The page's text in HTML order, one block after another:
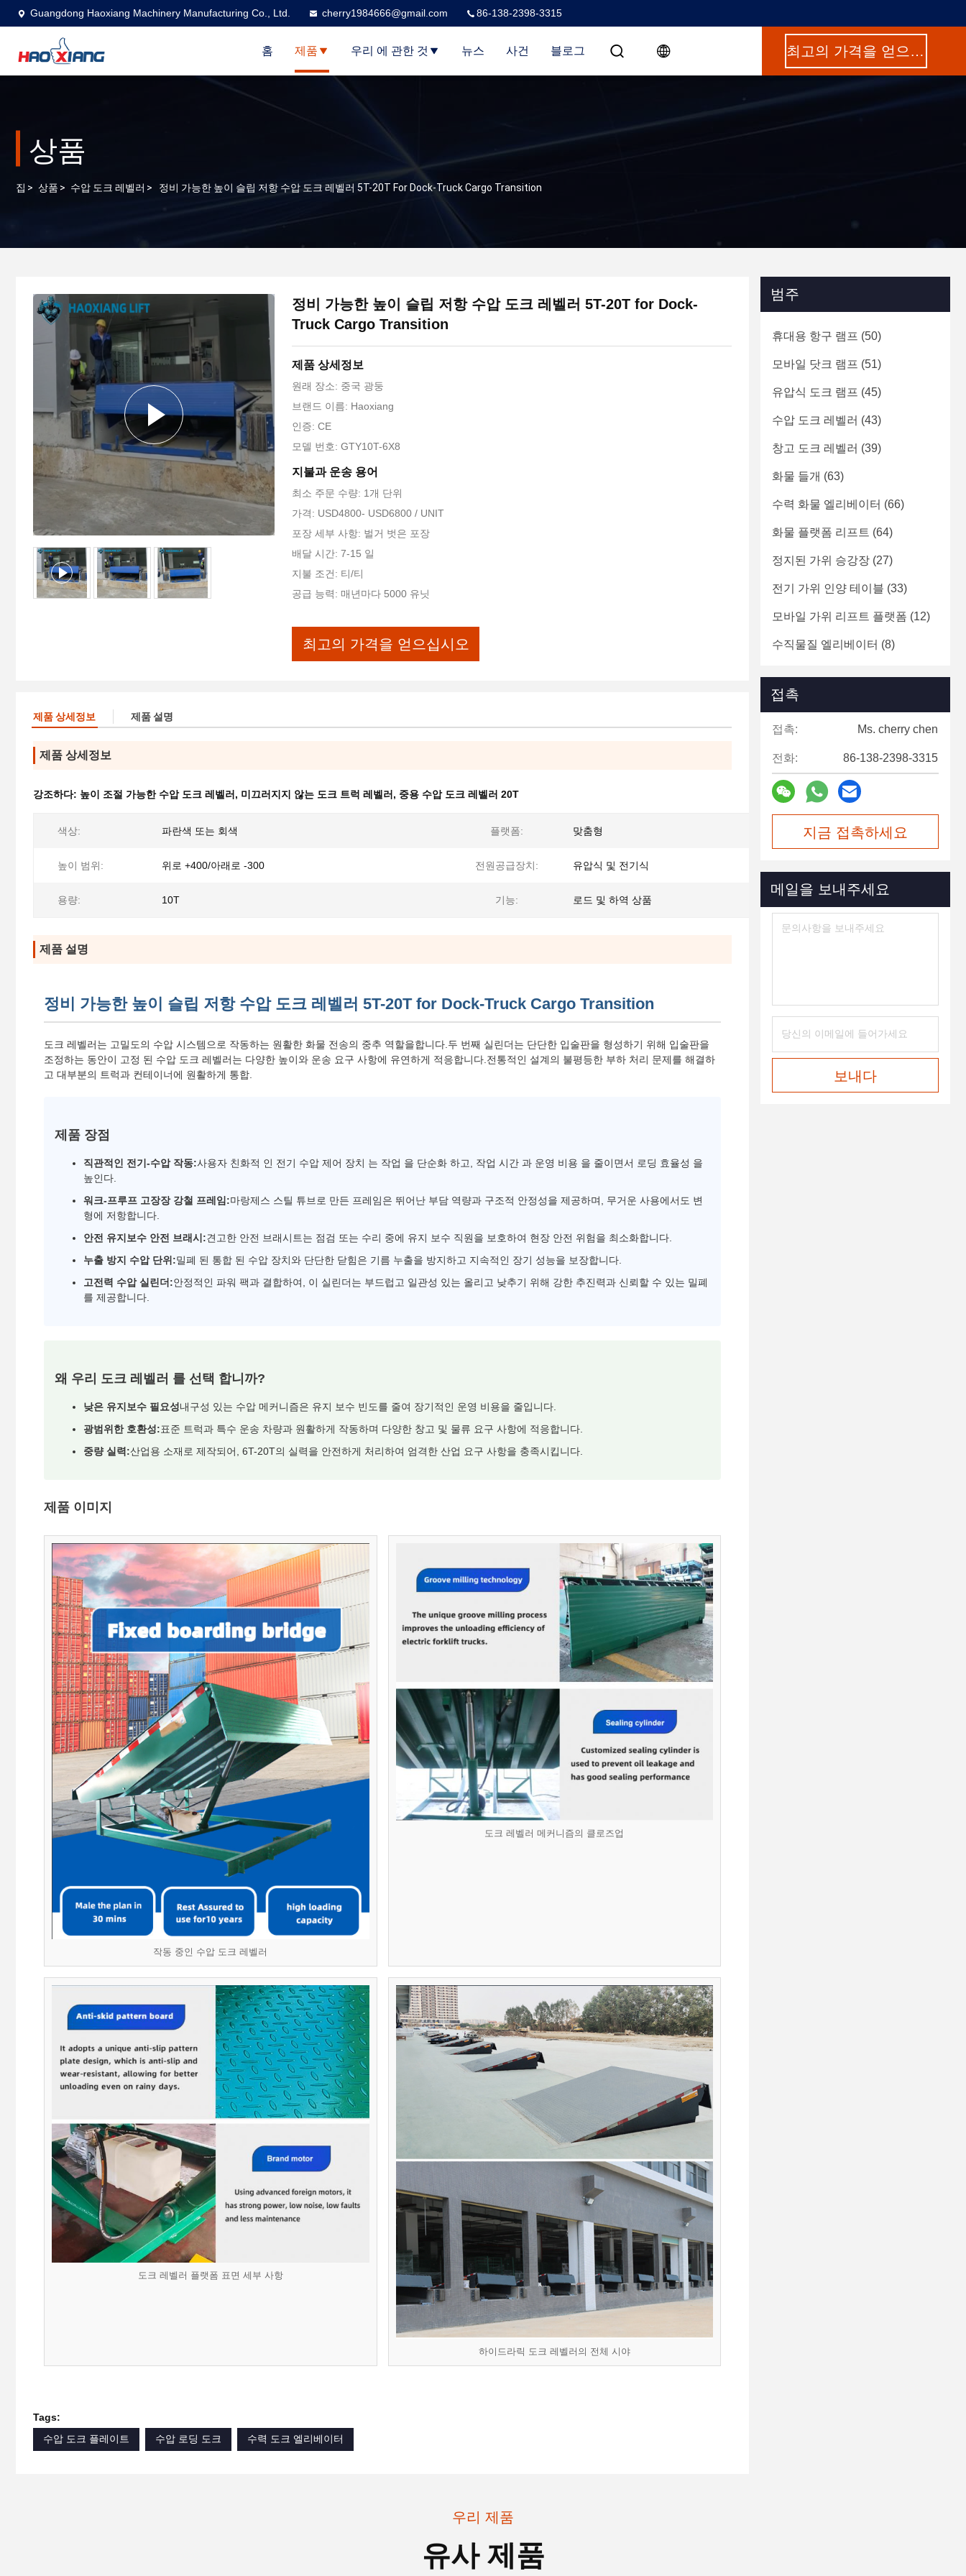
Guangdong Haoxiang Machinery Manufacturing Co., Ltd. cherry1984666@gmail.com 86-138-2398-3315
홈 제품 우리 에 관한 것 뉴스 사건 블로그 최고의 가격을 얻으십시오
상품
집 > 상품 > 수압 도크 레벨러 > 정비 가능한 높이 슬립 저항 수압 도크 레벨러 5T-20T For Dock-Truck Cargo Transition
정비 가능한 높이 슬립 저항 수압 도크 레벨러 5T-20T for Dock-
Truck Cargo Transition
제품 상세정보
원래 장소: 중국 광둥
브랜드 이름: Haoxiang
인증: CE
모델 번호: GTY10T-6X8
지불과 운송 용어
최소 주문 수량: 1개 단위
가격: USD4800- USD6800 / UNIT
포장 세부 사항: 벌거 벗은 포장
배달 시간: 7-15 일
지불 조건: 티/티
공급 능력: 매년마다 5000 유닛
최고의 가격을 얻으십시오
제품 상세정보 제품 설명
제품 상세정보
강조하다: 높이 조절 가능한 수압 도크 레벨러 , 미끄러지지 않는 도크 트럭 레벨러 , 중용 수압 도크 레벨러 20T
색상: 파란색 또는 회색 플랫폼: 맞춤형
높이 범위: 위로 +400/아래로 -300 전원공급장치: 유압식 및 전기식
용량: 10T 기능: 로드 및 하역 상품
제품 설명
정비 가능한 높이 슬립 저항 수압 도크 레벨러 5T-20T for Dock-Truck Cargo Transition
도크 레벨러는 고밀도의 수압 시스템으로 작동하는 원활한 화물 전송의 중추 역할을합니다.두 번째 실린더는 단단한 입술판을 형성하기 위해 입술판을
조정하는 동안이 고정 된 수압 도크 레벨러는 다양한 높이와 운송 요구 사항에 유연하게 적응합니다.전통적인 설계의 불평등한 부하 처리 문제를 해결하
고 대부분의 트럭과 컨테이너에 원활하게 통합.
제품 장점
직관적인 전기-수압 작동:사용자 친화적 인 전기 수압 제어 장치 는 작업 을 단순화 하고, 작업 시간 과 운영 비용 을 줄이면서 로딩 효율성 을
높인다.
워크-프루프 고장장 강철 프레임:마랑제스 스틸 튜브로 만든 프레임은 뛰어난 부담 역량과 구조적 안정성을 제공하며, 무거운 사용에서도 변
형에 저항합니다.
안전 유지보수 안전 브래시:견고한 안전 브래시트는 점검 또는 수리 중에 유지 보수 직원을 보호하여 현장 안전 위험을 최소화합니다.
누출 방지 수압 단위:밀폐 된 통합 된 수압 장치와 단단한 닫힘은 기름 누출을 방지하고 지속적인 장기 성능을 보장합니다.
고전력 수압 실린더:안정적인 파워 팩과 결합하여, 이 실린더는 부드럽고 일관성 있는 올리고 낮추기 위해 강한 추진력과 신뢰할 수 있는 밀폐
를 제공합니다.
왜 우리 도크 레벨러 를 선택 합니까?
낮은 유지보수 필요성내구성 있는 수압 메커니즘은 유지 보수 빈도를 줄여 장기적인 운영 비용을 줄입니다.
광범위한 호환성:표준 트럭과 특수 운송 차량과 원활하게 작동하며 다양한 창고 및 물류 요구 사항에 적응합니다.
중량 실력:산업용 소재로 제작되어, 6T-20T의 실력을 안전하게 처리하여 엄격한 산업 요구 사항을 충족시킵니다.
제품 이미지
작동 중인 수압 도크 레벨러
도크 레벨러 메커니즘의 클로즈업
도크 레벨러 플랫폼 표면 세부 사항
하이드라릭 도크 레벨러의 전체 시야
Tags:
수압 도크 플레이트
수압 로딩 도크 수력 도크 엘리베이터
범주
휴대용 항구 램프 (50)
모바일 닷크 램프 (51)
유압식 도크 램프 (45)
수압 도크 레벨러 (43)
창고 도크 레벨러 (39)
화물 들개 (63)
수력 화물 엘리베이터 (66)
화물 플랫폼 리프트 (64)
정지된 가위 승강장 (27)
전기 가위 인양 테이블 (33)
모바일 가위 리프트 플랫폼 (12)
수직물질 엘리베이터 (8)
접촉
접촉: Ms. cherry chen
전화: 86-138-2398-3315
지금 접촉하세요
메일을 보내주세요
보내다
우리 제품
유사 제품